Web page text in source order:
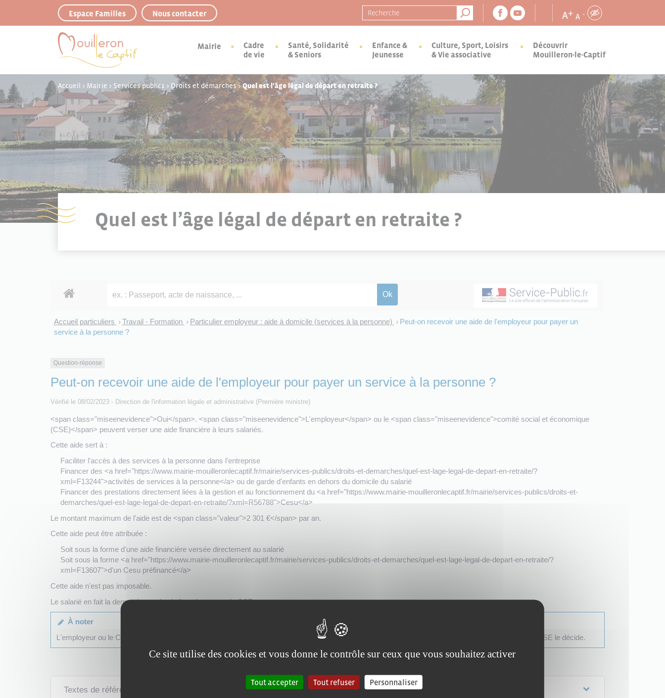
Espace Familles Nous contacter Recherche pour : A+ A -
Mairie
Cadre
de vie
Santé, Solidarité
& Seniors
Enfance &
Jeunesse
Culture, Sport, Loisirs
& Vie associative
Découvrir
Mouilleron-le-Captif
Accueil > Mairie > Services publics > Droits et démarches >Quel est l’âge légal de départ en retraite ?
Quel est l’âge légal de départ en retraite ?
Accueil particuliers > Travail - Formation > Particulier employeur : aide à domicile (services à la personne) > Peut-on recevoir une aide de l'employeur pour payer un
service à la personne ?
Question-réponse
Peut-on recevoir une aide de l'employeur pour payer un service à la personne ?
Vérifié le 08/02/2023 - Direction de l'information légale et administrative (Première ministre)
<span class="miseenevidence">Oui</span>. <span class="miseenevidence">L'employeur</span> ou le <span class="miseenevidence">comité social et économique
(CSE)</span> peuvent verser une aide financière à leurs salariés.
Cette aide sert à :
Faciliter l'accès à des services à la personne dans l'entreprise
Financer des <a href="https://www.mairie-mouilleronlecaptif.fr/mairie/services-publics/droits-et-demarches/quel-est-lage-legal-de-depart-en-retraite/?
xml=F13244">activités de services à la personne</a> ou de garde d'enfants en dehors du domicile du salarié
Financer des prestations directement liées à la gestion et au fonctionnement du <a href="https://www.mairie-mouilleronlecaptif.fr/mairie/services-publics/droits-et-
demarches/quel-est-lage-legal-de-depart-en-retraite/?xml=R56788">Cesu</a>
Le montant maximum de l'aide est de <span class="valeur">2 301 €</span> par an.
Cette aide peut être attribuée :
Soit sous la forme d'une aide financière versée directement au salarié
Soit sous la forme <a href="https://www.mairie-mouilleronlecaptif.fr/mairie/services-publics/droits-et-demarches/quel-est-lage-legal-de-depart-en-retraite/?
xml=F13607">d'un Cesu préfinancé</a>
Cette aide n'est pas imposable.
Le salarié en fait la demande auprès de l'employeur ou du CSE.
À noter
L'employeur ou le CSE <span class="miseenevidence">n'a aucune obligation</span> de verser cette aide. Cette aide est versée si l'employeur ou le CSE le décide.
Textes de référence
Panneau de gestion des cookies
Ce site utilise des cookies et vous donne le contrôle sur ceux que vous souhaitez activer
Tout accepter Tout refuser Personnaliser